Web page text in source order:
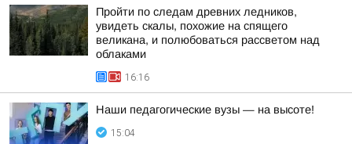
Пройти по следам древних ледников,
увидеть скалы, похожие на спящего
великана, и полюбоваться рассветом над
облаками
16:16
Наши педагогические вузы — на высоте!
15:04